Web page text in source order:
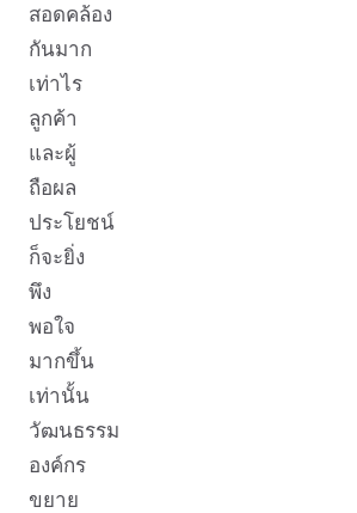
สอดคล้อง
กันมาก
เท่าไร
ลูกค้า
และผู้
ถือผล
ประโยชน์
ก็จะยิ่ง
พึง
พอใจ
มากขึ้น
เท่านั้น
วัฒนธรรม
องค์กร
ขยาย